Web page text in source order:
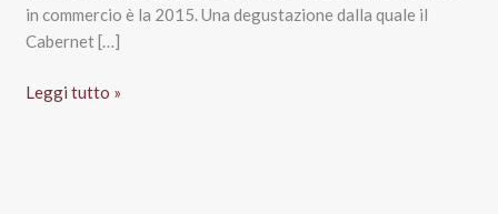
in commercio è la 2015. Una degustazione dalla quale il
Cabernet […]
Cabernet
Leggi tutto »